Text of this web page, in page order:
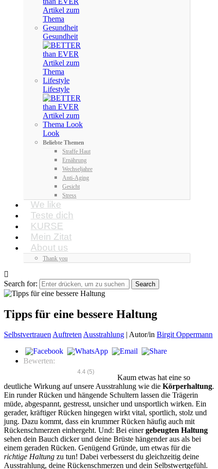
Gesundheit
Lifestyle
Look
Beliebte Themen
Straffe Haut
Ernährung
Wechseljahre
Anti-Aging
Gesicht
Stress
We like
Teste dich
KURSE
Mein Zitat
About us
Thank you
Search for:
Tipps für eine bessere Haltung
SelbstvertrauenAuftretenAusstrahlung | Autor/in Birgit Oppermann
Bewerten:
4.4(5)
Kaum etwas hat eine so
deutliche Wirkung auf unsere Ausstrahlung wie die Körperhaltung.
Ein runder Rücken und hängende Schultern lassen die Trägerin
müde, abgespannt, gestresst, unsicher und unsportlich wirken. Ein
gerader, kräftiger Rücken hingegen wirkt vital, sportlich, stolz und
jung. Dazu kommt, dass ein krummer Rücken häufig auch mit
Rückenschmerzen einhergeht. Und: Bei einergebeugten Haltung
sehen dein Bauch dicker und deine Brüste hängender aus als bei
einem geraden Rücken. Genügend Gründe, um etwas für die
richtige Haltung zu tun! Dabei verbesserst du gleichzeitig deine
Ausstrahlung, deine Rückenschmerzen und dein Selbstwertgefühl.